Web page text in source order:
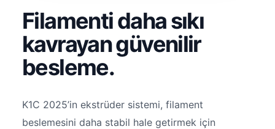
Filamenti daha sıkı
kavrayan güvenilir
besleme.
K1C 2025’in ekstrüder sistemi, filament
beslemesini daha stabil hale getirmek için